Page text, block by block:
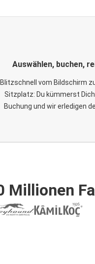
Auswählen, buchen,
Blitzschnell vom Bildschirm
Sitzplatz: Du kümmerst
Buchung und wir erledigen
Millionen